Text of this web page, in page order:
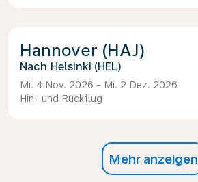
Hannover (HAJ)
Helsinki (HEL)
Mi. 4 Nov. 2026 - Mi. 2 Dez. 2026
Hin- und Rückflug
Mehr anzeigen